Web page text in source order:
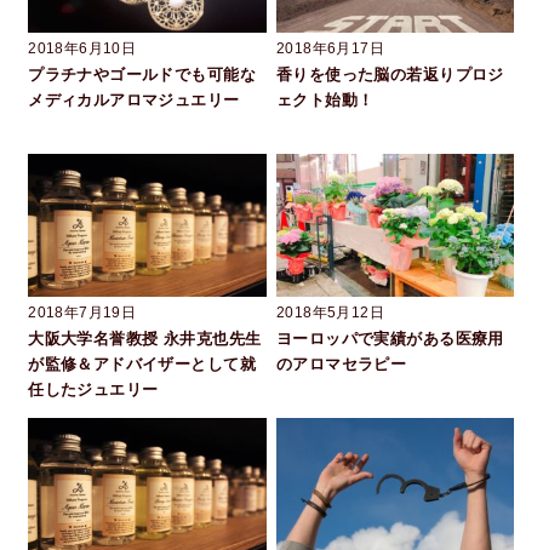
2018年6月10日
プラチナやゴールドでも可能な
メディカルアロマジュエリー
2018年6月17日
香りを使った脳の若返りプロジ
ェクト始動！
2018年7月19日
大阪大学名誉教授 永井克也先生
が監修＆アドバイザーとして就
任したジュエリー
2018年5月12日
ヨーロッパで実績がある医療用
のアロマセラピー